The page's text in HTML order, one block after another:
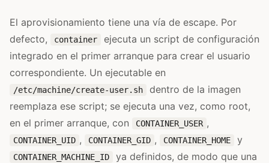
El aprovisionamiento tiene una vía de escape. Por
defecto,
container
ejecuta un script de configuración
integrado en el primer arranque para crear el usuario
correspondiente. Un ejecutable en
/etc/machine/create-user.sh
dentro de la imagen
reemplaza ese script; se ejecuta una vez, como root,
en el primer arranque, con
CONTAINER_USER ,
CONTAINER_UID , CONTAINER_GID , CONTAINER_HOME y
CONTAINER_MACHINE_ID
ya definidos, de modo que una